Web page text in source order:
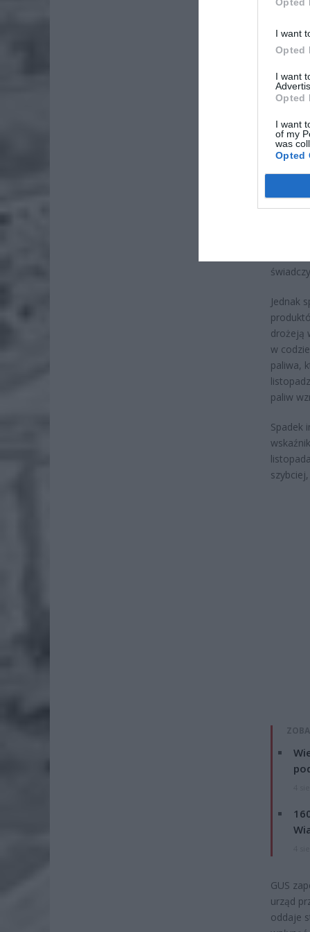
I want
Opted
I want
Opted
I want
of my
was
Opted
Jednak
drożeją
w
paliwa,
paliw
Spadek
GUS
urząd
oddaje